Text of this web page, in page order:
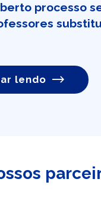
processo
lendo